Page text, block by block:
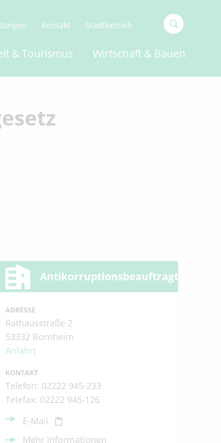
& Tourismus Wirtschaft & Bauen
Kontakt
Stadtbetrieb
more
for
Antikorruptionsbeauftragte
ADRESSE
Rathausstraße 2
53332 Bornheim
Anfahrt
KONTAKT
Telefon: 02222 945-233
Telefax: 02222 945-126
E-Mail
Mehr Informationen